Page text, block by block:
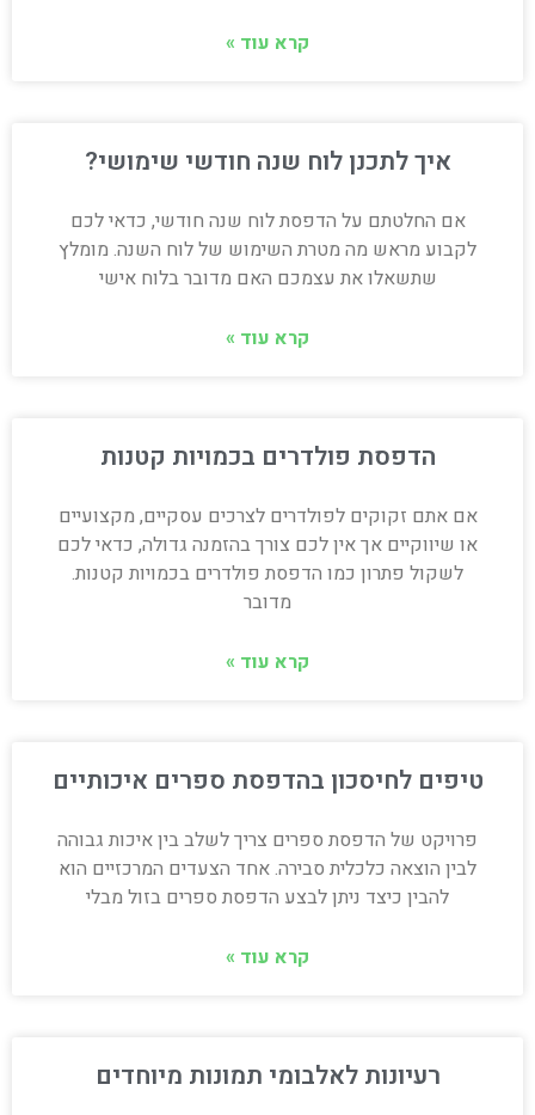
קרא עוד »
איך לתכנן לוח שנה חודשי שימושי?
אם החלטתם על הדפסת לוח שנה חודשי, כדאי לכם
לקבוע מראש מה מטרת השימוש של לוח השנה. מומלץ
שתשאלו את עצמכם האם מדובר בלוח אישי
קרא עוד »
הדפסת פולדרים בכמויות קטנות
אם אתם זקוקים לפולדרים לצרכים עסקיים, מקצועיים
או שיווקיים אך אין לכם צורך בהזמנה גדולה, כדאי לכם
לשקול פתרון כמו הדפסת פולדרים בכמויות קטנות.
מדובר
קרא עוד »
טיפים לחיסכון בהדפסת ספרים איכותיים
פרויקט של הדפסת ספרים צריך לשלב בין איכות גבוהה
לבין הוצאה כלכלית סבירה. אחד הצעדים המרכזיים הוא
להבין כיצד ניתן לבצע הדפסת ספרים בזול מבלי
קרא עוד »
רעיונות לאלבומי תמונות מיוחדים